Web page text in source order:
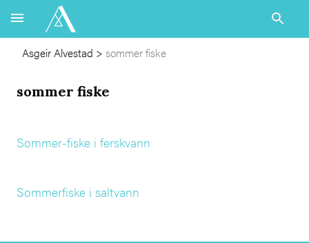
Asgeir Alvestad > sommer fiske
sommer fiske
Sommer-fiske i ferskvann
Sommerfiske i saltvann